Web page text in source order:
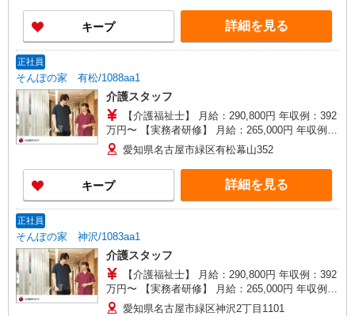
キープ 詳細を見る
正社員
そんぽの家 有松/1088aa1
介護スタッフ
【介護福祉士】 月給：290,800円 年収例：392
万円〜 【実務者研修】 月給：265,000円 年収例：
360万円〜 【初任者研修・無資格】 月給：
249,300円 年収例：337万円〜 ※職務手当、働き
がい向上手当、日祝手当（月平均2回分）、夜勤手
当（月平均5回分）等、毎月平均的に支払われる手
当を含みます。 ※介護福祉士のみ、特別職務手当
愛知県名古屋市緑区有松幕山352
キープ 詳細を見る
正社員
そんぽの家 神沢/1083aa1
介護スタッフ
【介護福祉士】 月給：290,800円 年収例：392
万円〜 【実務者研修】 月給：265,000円 年収例：
360万円〜 【初任者研修・無資格】 月給：
愛知県名古屋市緑区神沢2丁目1101